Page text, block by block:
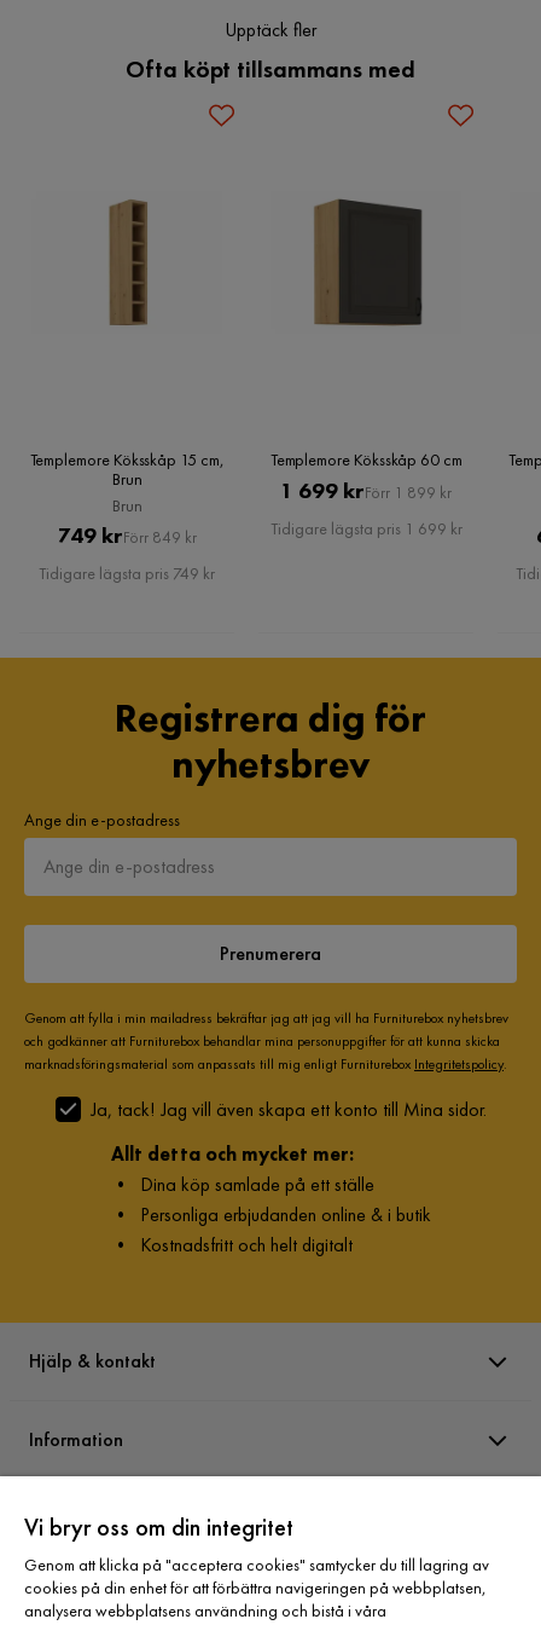
Upptäck fler
Ofta köpt tillsammans med
Templemore Köksskåp 15 cm,
Brun
Brun
Pris
749 krOriginal
Pris
Förr 849 kr
Tidigare lägsta pris 749 kr
Templemore Köksskåp 60 cm
Pris
1 699 krOriginal
Pris
Förr 1 899 kr
Tidigare lägsta pris 1 699 kr
Registrera dig för
nyhetsbrev
Ange din e-postadress
Prenumerera
Genom att fylla i min mailadress bekräftar jag att jag vill ha Furniturebox nyhetsbrev
och godkänner att Furniturebox behandlar mina personuppgifter för att kunna skicka
marknadsföringsmaterial som anpassats till mig enligt Furniturebox Integritetspolicy.
Ja, tack! Jag vill även skapa ett konto till Mina sidor.
Allt detta och mycket mer:
• Dina köp samlade på ett ställe
• Personliga erbjudanden online & i butik
• Kostnadsfritt och helt digitalt
Hjälp & kontakt
Information
Varumärken
Sortiment
Vi bryr oss om din integritet
Genom att klicka på "acceptera cookies" samtycker du till lagring av
cookies på din enhet för att förbättra navigeringen på webbplatsen,
analysera webbplatsens användning och bistå i våra